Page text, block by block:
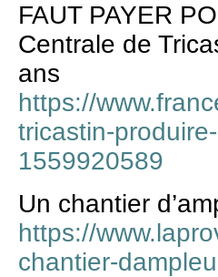
FAUT PAYER
Centrale de
ans
https://
tricastin-
1559920589
Un chantier
https://
chantier-